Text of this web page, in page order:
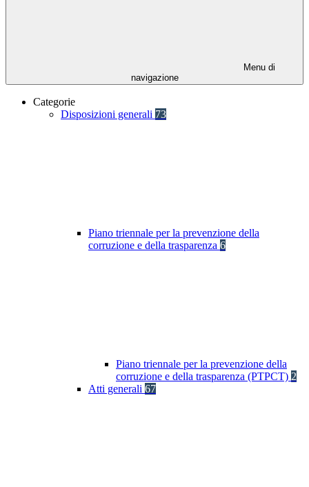
Menu di
navigazione
Categorie
Disposizioni generali 73
Piano triennale per la prevenzione della
corruzione e della trasparenza 6
Piano triennale per la prevenzione della
corruzione e della trasparenza (PTPCT) 2
Atti generali 67